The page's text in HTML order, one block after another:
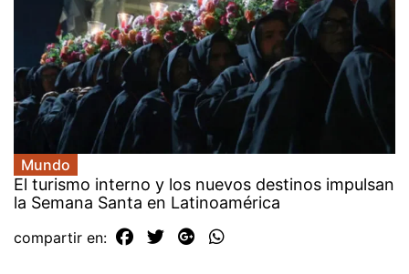
Mundo
El turismo interno y los nuevos destinos impulsan
la Semana Santa en Latinoamérica
compartir en: